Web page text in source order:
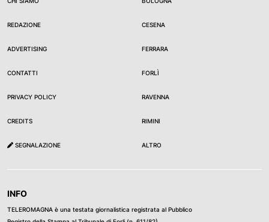
REDAZIONE
ADVERTISING
CONTATTI
PRIVACY POLICY
CREDITS
SEGNALAZIONE
CESENA
FERRARA
FORLÌ
RAVENNA
RIMINI
ALTRO
INFO
TELEROMAGNA è una testata giornalistica registrata al Pubblico